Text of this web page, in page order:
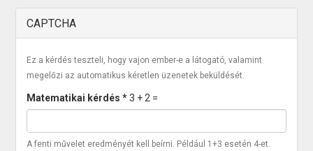
CAPTCHA
Ez a kérdés teszteli, hogy vajon ember-e a látogató, valamint
megelőzi az automatikus kéretlen üzenetek beküldését.
Matematikai kérdés*3 + 2 =
A fenti művelet eredményét kell beírni. Például 1+3 esetén 4-et.